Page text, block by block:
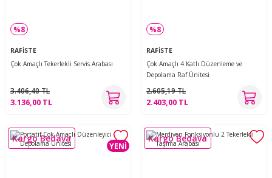
%8
RAFİSTE
Çok Amaçlı Tekerlekli Servis Arabası
3.406,40 TL
3.136,00 TL
%8
RAFİSTE
Çok Amaçlı 4 Katlı Düzenleme ve
Depolama Raf Ünitesi
2.605,19 TL
2.403,00 TL
YENİ
Kargo Bedava Kargo Bedava